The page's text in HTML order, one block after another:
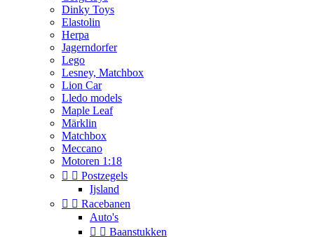
Dinky Toys
Elastolin
Herpa
Jagerndorfer
Lego
Lesney, Matchbox
Lion Car
Lledo models
Maple Leaf
Märklin
Matchbox
Meccano
Motoren 1:18
  Postzegels
Ijsland
  Racebanen
Auto's
  Baanstukken